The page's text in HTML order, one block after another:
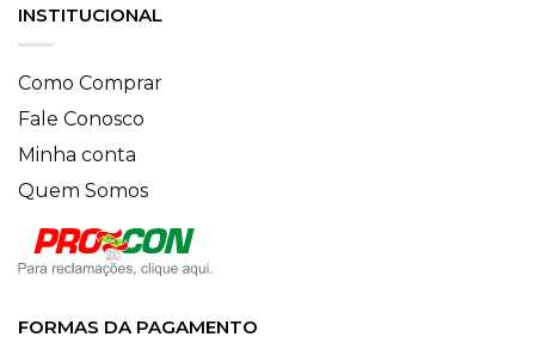
INSTITUCIONAL
Como Comprar
Fale Conosco
Minha conta
Quem Somos
FORMAS DA PAGAMENTO